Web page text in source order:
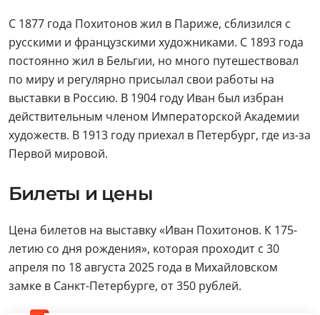
С 1877 года Похитонов жил в Париже, сблизился с
русскими и французскими художниками. С 1893 года
постоянно жил в Бельгии, но много путешествовал
по миру и регулярно присылал свои работы на
выставки в Россию. В 1904 году Иван был избран
действительным членом Императорской Академии
художеств. В 1913 году приехал в Петербург, где из-за
Первой мировой.
Билеты и цены
Цена билетов на выставку «Иван Похитонов. К 175-
летию со дня рождения», которая проходит с 30
апреля по 18 августа 2025 года в Михайловском
замке в Санкт-Петербурге, от 350 рублей.